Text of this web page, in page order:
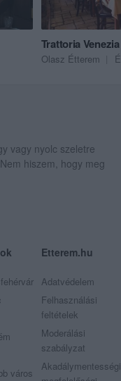
Trattoria Venezia
Olasz Étterem
vagy nyolc szeletre
hiszem, hogy meg
város
Etterem.hu
Adatvédelem
Felhasználási
feltételek
Moderálási
szabályzat
Akadálymentességi